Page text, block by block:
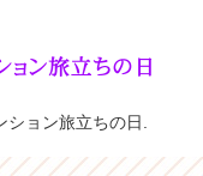
ョン旅立ちの日.